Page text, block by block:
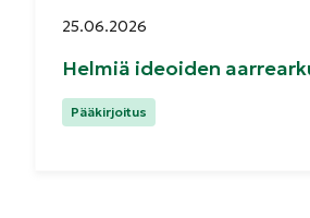
Helmiä ideoiden
Julkaistu:
25.06.2026
Kategoriat:
Pääkirjoitus